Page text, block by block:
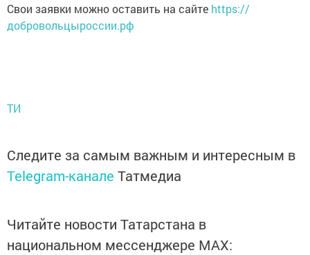
Свои заявки можно оставить на сайте https://
добровольцыроссии.рф
ТИ
Следите за самым важным и интересным в
Telegram-канале Татмедиа
Читайте новости Татарстана в
национальном мессенджере MАХ: